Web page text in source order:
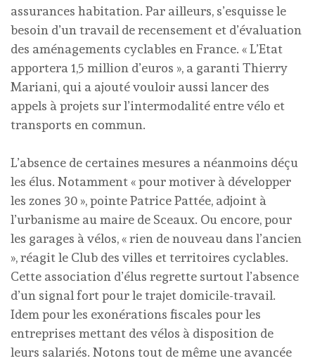
assurances habitation. Par ailleurs, s’esquisse le
besoin d’un travail de recensement et d’évaluation
des aménagements cyclables en France. « L’Etat
apportera 1,5 million d’euros », a garanti Thierry
Mariani, qui a ajouté vouloir aussi lancer des
appels à projets sur l’intermodalité entre vélo et
transports en commun.
L’absence de certaines mesures a néanmoins déçu
les élus. Notamment « pour motiver à développer
les zones 30 », pointe Patrice Pattée, adjoint à
l’urbanisme au maire de Sceaux. Ou encore, pour
les garages à vélos, « rien de nouveau dans l’ancien
», réagit le Club des villes et territoires cyclables.
Cette association d’élus regrette surtout l’absence
d’un signal fort pour le trajet domicile-travail.
Idem pour les exonérations fiscales pour les
entreprises mettant des vélos à disposition de
leurs salariés. Notons tout de même une avancée